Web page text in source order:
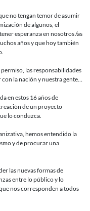
no tengan temor de asumir
de algunos, el
esperanza en nosotros /as
años y que hoy también
permiso, las responsabilidades
la nación y nuestra gente…
en estos 16 años de
de un proyecto
lo conduzca.
hemos entendido la
y de procurar una
las nuevas formas de
entre lo público y lo
nos corresponden a todos